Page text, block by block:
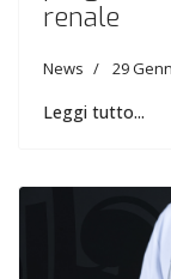
renale
News 29
Leggi tutto...